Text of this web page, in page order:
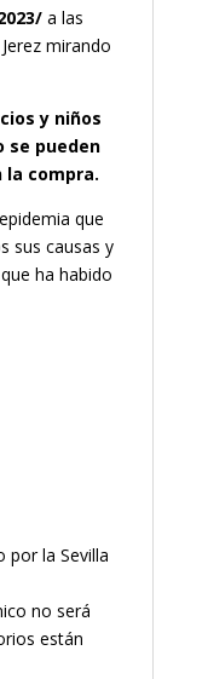
a las
mirando
y niños
se pueden
la compra.
que
sus causas y
ha habido
por la Sevilla
no será
están